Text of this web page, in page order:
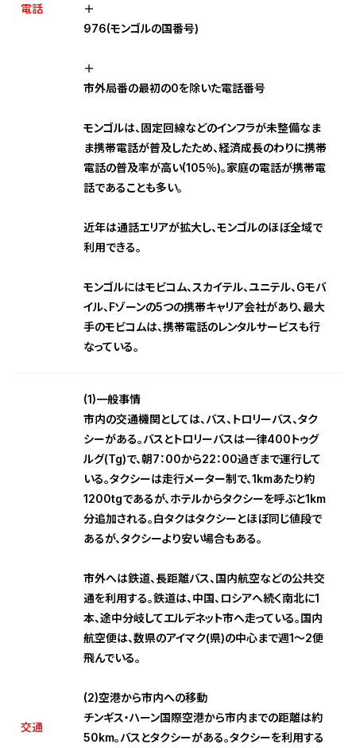
電話
＋
976(モンゴルの国番号)
＋
市外局番の最初の0を除いた電話番号
モンゴルは、固定回線などのインフラが未整備なま
ま携帯電話が普及したため、経済成長のわりに携帯
電話の普及率が高い(105％)。家庭の電話が携帯電
話であることも多い。
近年は通話エリアが拡大し、モンゴルのほぼ全域で
利用できる。
モンゴルにはモビコム、スカイテル、ユニテル、Gモバ
イル、Fゾーンの5つの携帯キャリア会社があり、最大
手のモビコムは、携帯電話のレンタルサービスも行
なっている。
交通
(1)一般事情
市内の交通機関としては、バス、トロリーバス、タク
シーがある。バスとトロリーバスは一律400トゥグ
ルグ(Tg)で、朝7：00から22：00過ぎまで運行して
いる。タクシーは走行メーター制で、1kmあたり約
1200tgであるが、ホテルからタクシーを呼ぶと1km
分追加される。白タクはタクシーとほぼ同じ値段で
あるが、タクシーより安い場合もある。
市外へは鉄道、長距離バス、国内航空などの公共交
通を利用する。鉄道は、中国、ロシアへ続く南北に1
本、途中分岐してエルデネット市へ走っている。国内
航空便は、数県のアイマク(県)の中心まで週1～2便
飛んでいる。
(2)空港から市内への移動
チンギス・ハーン国際空港から市内までの距離は約
50km。バスとタクシーがある。タクシーを利用する